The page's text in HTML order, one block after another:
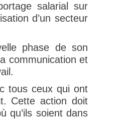
salarial sur
d’un secteur
phase de son
communication et
tous ceux qui ont
Cette action doit
qu’ils soient dans